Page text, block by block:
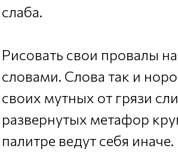
слаба.
Рисовать свои провалы
словами. Слова так и
своих мутных от грязи
развернутых метафор
палитре ведут себя иначе.